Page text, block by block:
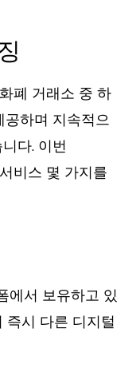
폐 거래소 중 하
공하며 지속적으
다. 이번
비스 몇 가지를
에서 보유하고 있
즉시 다른 디지털